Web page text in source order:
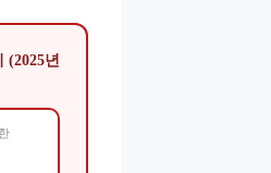
(2025년